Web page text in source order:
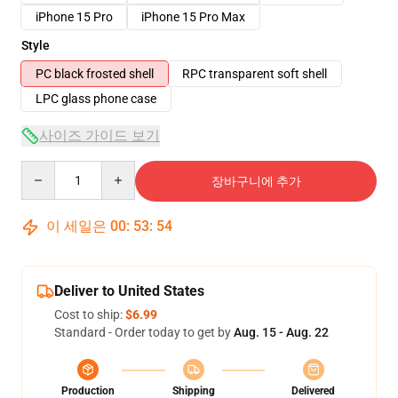
iPhone 15 Pro
iPhone 15 Pro Max
Style
PC black frosted shell
RPC transparent soft shell
LPC glass phone case
사이즈 가이드 보기
장바구니에 추가
이 세일은 00: 53: 54
Deliver to United States
Cost to ship:$6.99
Standard - Order today to get byAug. 15 - Aug. 22
Production
Shipping
Delivered